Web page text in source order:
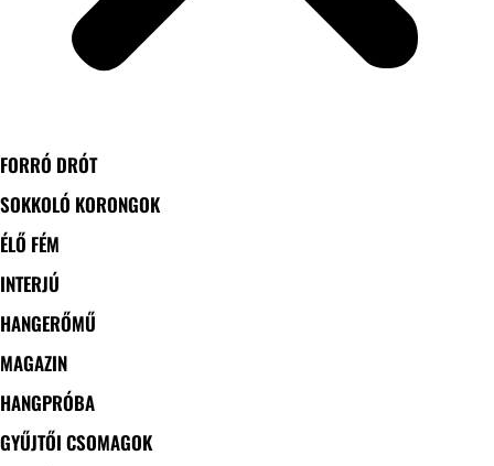
FORRÓ DRÓT
SOKKOLÓ KORONGOK
ÉLŐ FÉM
INTERJÚ
HANGERŐMŰ
MAGAZIN
HANGPRÓBA
GYŰJTŐI CSOMAGOK